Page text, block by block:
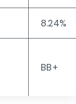
8.24%
BB+